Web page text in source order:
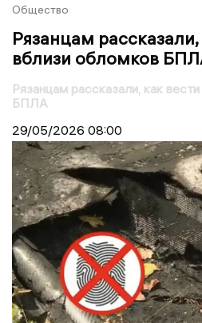
Общество
Рязанцам рассказали,
вблизи обломков
Рязанцам рассказали, как
БПЛА
29/05/2026 08:00